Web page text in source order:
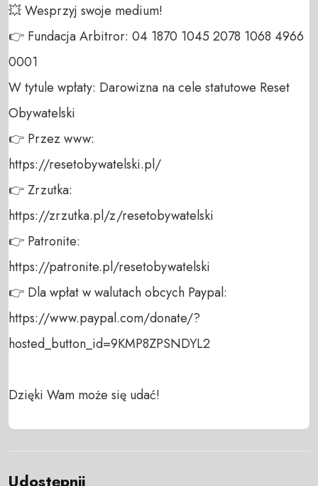
💥 Wesprzyj swoje medium!
👉 Fundacja Arbitror: 04 1870 1045 2078 1068 4966
0001
W tytule wpłaty: Darowizna na cele statutowe Reset
Obywatelski
👉 Przez www:
https://resetobywatelski.pl/
👉 Zrzutka:
https://zrzutka.pl/z/resetobywatelski
👉 Patronite:
https://patronite.pl/resetobywatelski
👉 Dla wpłat w walutach obcych Paypal:
https://www.paypal.com/donate/?
hosted_button_id=9KMP8ZPSNDYL2
Dzięki Wam może się udać!